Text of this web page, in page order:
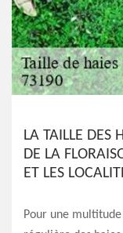
LA TAILLE DES
DE LA
ET LES
Pour une